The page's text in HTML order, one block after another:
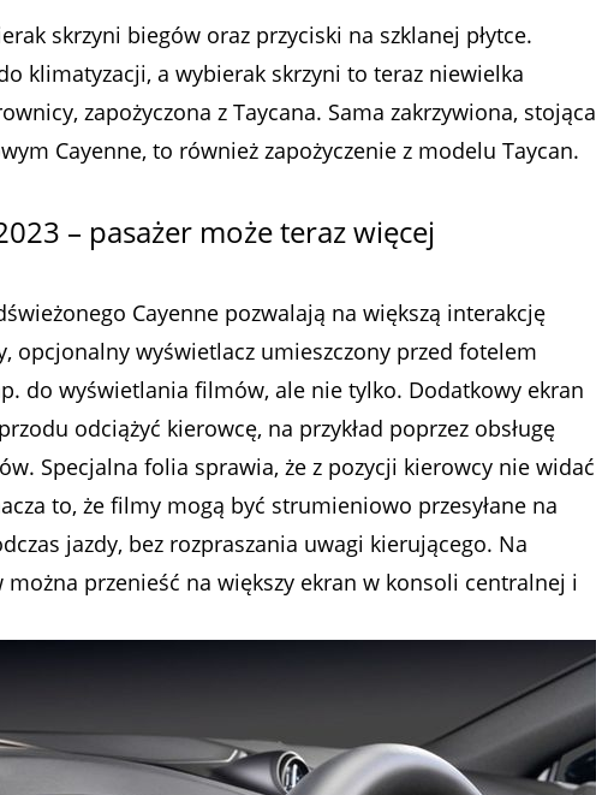
skrzyni biegów oraz przyciski na szklanej płytce.
klimatyzacji, a wybierak skrzyni to teraz niewielka
zapożyczona z Taycana. Sama zakrzywiona, stojąca
Cayenne, to również zapożyczenie z modelu Taycan.
– pasażer może teraz więcej
Cayenne pozwalają na większą interakcję
opcjonalny wyświetlacz umieszczony przed fotelem
do wyświetlania filmów, ale nie tylko. Dodatkowy ekran
odciążyć kierowcę, na przykład poprzez obsługę
Specjalna folia sprawia, że z pozycji kierowcy nie widać
to, że filmy mogą być strumieniowo przesyłane na
jazdy, bez rozpraszania uwagi kierującego. Na
przenieść na większy ekran w konsoli centralnej i